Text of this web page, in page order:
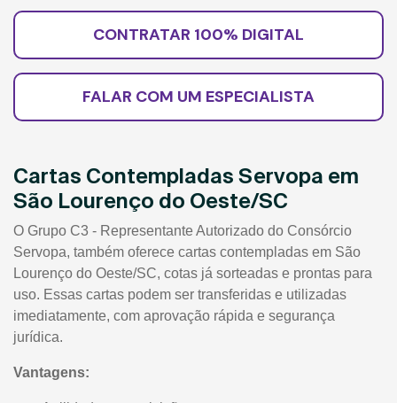
CONTRATAR 100% DIGITAL
FALAR COM UM ESPECIALISTA
Cartas Contempladas Servopa em
São Lourenço do Oeste/SC
O Grupo C3 - Representante Autorizado do Consórcio
Servopa, também oferece cartas contempladas em São
Lourenço do Oeste/SC, cotas já sorteadas e prontas para
uso. Essas cartas podem ser transferidas e utilizadas
imediatamente, com aprovação rápida e segurança
jurídica.
Vantagens: